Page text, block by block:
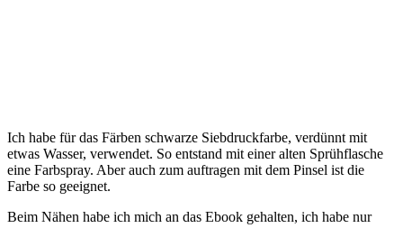
Ich habe für das Färben schwarze Siebdruckfarbe, verdünnt mit
etwas Wasser, verwendet. So entstand mit einer alten Sprühflasche
eine Farbspray. Aber auch zum auftragen mit dem Pinsel ist die
Farbe so geeignet.
Beim Nähen habe ich mich an das Ebook gehalten, ich habe nur